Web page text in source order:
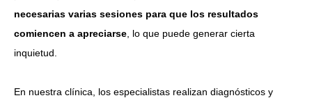
necesarias varias sesiones para que los resultados
comiencen a apreciarse, lo que puede generar cierta
inquietud.
En nuestra clínica, los especialistas realizan diagnósticos y